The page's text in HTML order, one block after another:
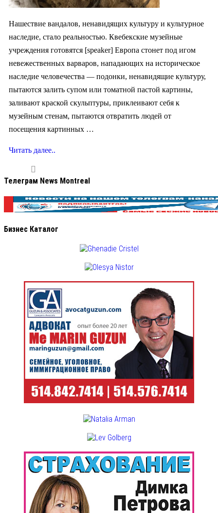
Нашествие вандалов, ненавидящих культуру и культурное
наследие, стало реальностью. Квебекские музейные
учреждения готовятся [speaker] Европа стонет под игом
невежественных варваров, нападающих на историческое
наследие человечества — подонки, ненавидящие культуру,
пытаются залить супом или томатной пастой картины,
заливают краской скульптуры, приклеивают себя к
музейным стенам, пытаются отвратить людей от
посещения картинных …
Читать далее..
Телеграм News Montreal
Бизнес Каталог